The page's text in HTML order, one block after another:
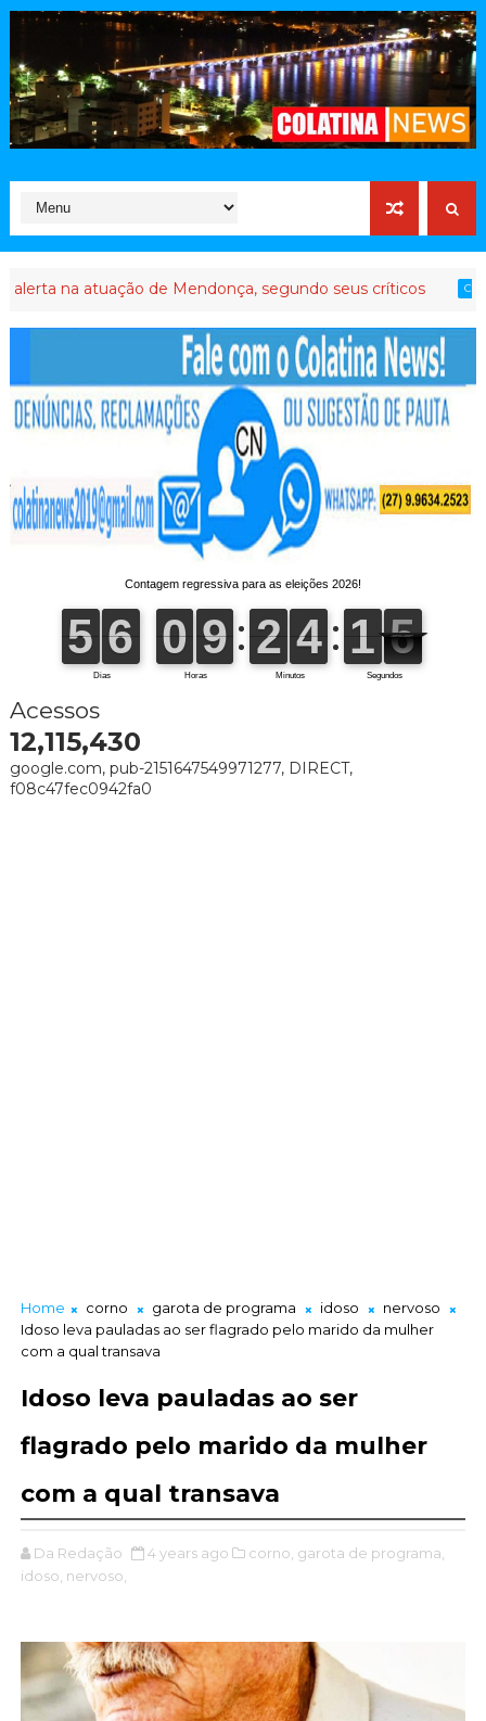
atuação de Mendonça, segundo seus críticos COLATINA
Acessos
12,115,430
google.com, pub-2151647549971277, DIRECT,
f08c47fec0942fa0
Home corno garota de programa idoso
nervoso
Idoso leva pauladas ao ser flagrado pelo marido da mulher
com a qual transava
Idoso leva pauladas ao ser
flagrado pelo marido da mulher
com a qual transava
Da Redação 4 years ago corno, garota de programa,
idoso, nervoso,